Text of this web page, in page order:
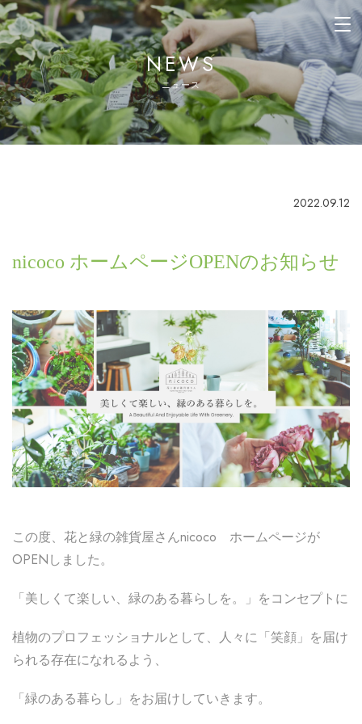
晴香園 | 緑と花の企画設計
施工管理 観葉植物のレンタ
ル 販売 園芸 造園
NEWS
ニュース
2022.09.12
nicoco ホームページOPENのお知らせ
この度、花と緑の雑貨屋さんnicoco ホームページが
OPENしました。
「美しくて楽しい、緑のある暮らしを。」をコンセプトに
植物のプロフェッショナルとして、⼈々に「笑顔」を届け
られる存在になれるよう、
「緑のある暮らし」をお届けしていきます。